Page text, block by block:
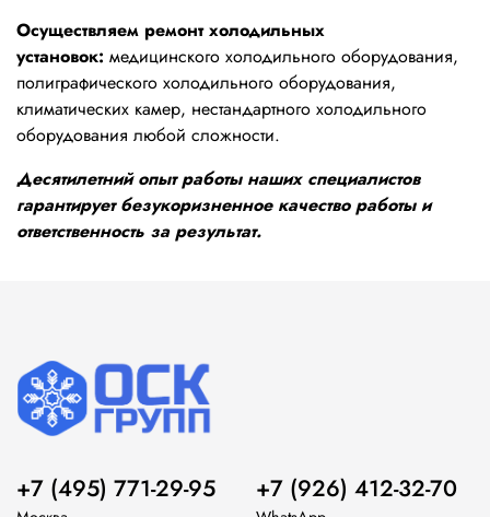
Осуществляем ремонт холодильных
установок: медицинского холодильного оборудования,
полиграфического холодильного оборудования,
климатических камер, нестандартного холодильного
оборудования любой сложности.
Десятилетний опыт работы наших специалистов
гарантирует безукоризненное качество работы и
ответственность за результат.
+7 (495) 771-29-95 +7 (926) 412-32-70